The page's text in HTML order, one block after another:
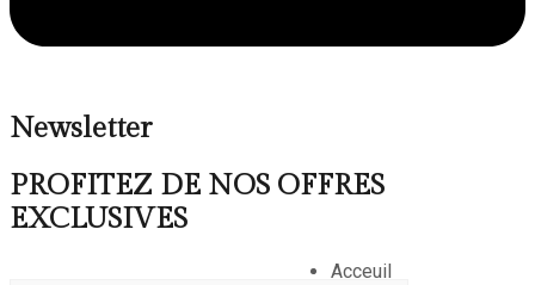
Newsletter
PROFITEZ DE NOS OFFRES
EXCLUSIVES
Acceuil